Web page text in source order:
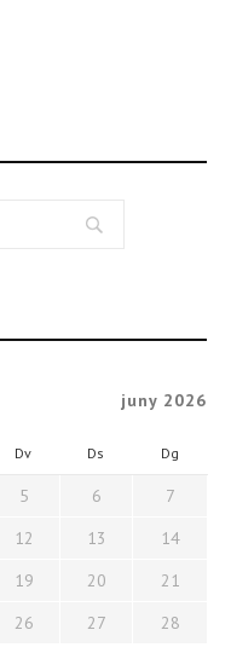
juny 2026
Dv Ds Dg
5 6
7
12 13
14
19 20
21
26 27
28